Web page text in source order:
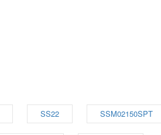
SS22 SSM02150SPT